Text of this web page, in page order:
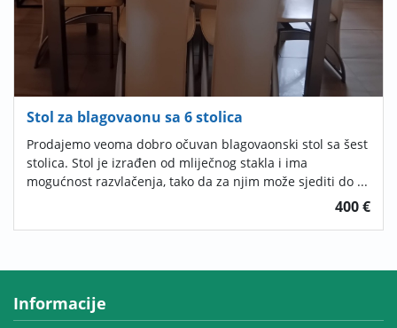
Stol za blagovaonu sa 6 stolica
Prodajemo veoma dobro očuvan blagovaonski stol sa šest
stolica. Stol je izrađen od mliječnog stakla i ima
mogućnost razvlačenja, tako da za njim može sjediti do ...
400 €
Informacije